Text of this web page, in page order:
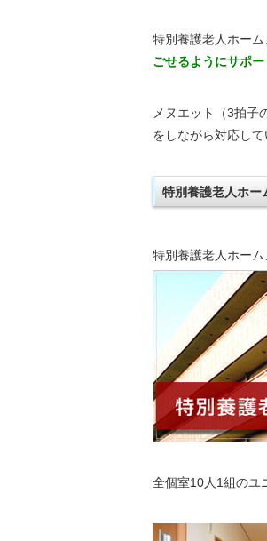
特別養護老人ホーム
ごせるようにサポー
メヌエット（3拍子
をしながら対応して
特別養護老人ホー
特別養護老人ホー
全個室10人1組のユ